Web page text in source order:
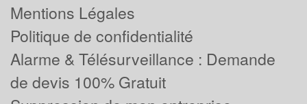
Mentions Légales
Politique de confidentialité
Alarme & Télésurveillance : Demande
de devis 100% Gratuit